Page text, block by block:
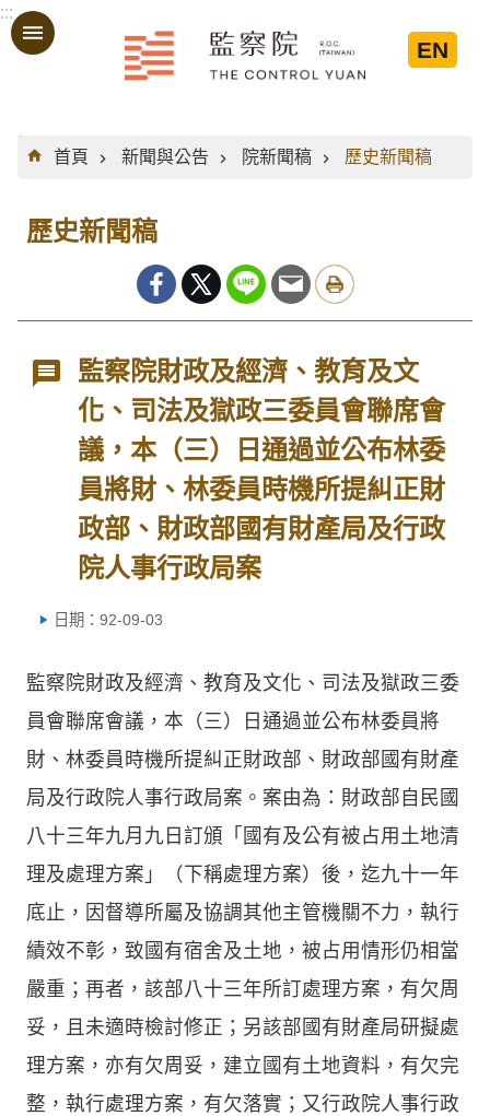
跳到主要內容區塊
:::
EN
:::
首頁
新聞與公告 院新聞稿 歷史新聞稿
歷史新聞稿
監察院財政及經濟、教育及文
化、司法及獄政三委員會聯席會
議，本（三）日通過並公布林委
員將財、林委員時機所提糾正財
政部、財政部國有財產局及行政
院人事行政局案
日期：92-09-03
監察院財政及經濟、教育及文化、司法及獄政三委
員會聯席會議，本（三）日通過並公布林委員將
財、林委員時機所提糾正財政部、財政部國有財產
局及行政院人事行政局案。案由為：財政部自民國
八十三年九月九日訂頒「國有及公有被占用土地清
理及處理方案」（下稱處理方案）後，迄九十一年
底止，因督導所屬及協調其他主管機關不力，執行
績效不彰，致國有宿舍及土地，被占用情形仍相當
嚴重；再者，該部八十三年所訂處理方案，有欠周
妥，且未適時檢討修正；另該部國有財產局研擬處
理方案，亦有欠周妥，建立國有土地資料，有欠完
整，執行處理方案，有欠落實；又行政院人事行政